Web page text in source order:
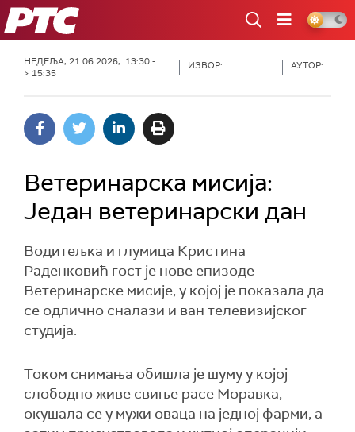
РТС
НЕДЕЉА, 21.06.2026, 13:30 -
> 15:35
ИЗВОР: АУТОР:
Ветеринарска мисија:
Један ветеринарски дан
Водитељка и глумица Кристина
Раденковић гост је нове епизоде
Ветеринарске мисије, у којој је показала да
се одлично сналази и ван телевизијског
студија.
Током снимања обишла је шуму у којој
слободно живе свиње расе Моравка,
окушала се у мужи оваца на једној фарми, а